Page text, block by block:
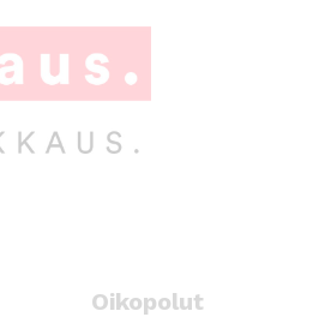
Oikopolut